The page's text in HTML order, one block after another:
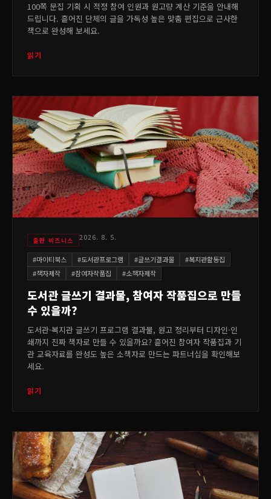
100쪽 문집 기획 시 적정 참여 인원과 원고량 계산 기준을 안내해
드립니다. 흩어진 단체의 글을 가독성 높은 맞춤 편집으로 근사한
책으로 완성해 보세요.
읽기
출판 비즈니스 2026. 8. 5.
#마이티북스 #도서관프로그램 #글쓰기결과물 #복지관활동집
#책자제작 #참여자작품집 #소책자제작
도서관 글쓰기 결과물, 참여자 작품집으로 만들
수 있을까?
도서관·복지관 글쓰기 프로그램 결과물, 원고 정리부터 디자인·인
쇄까지 진짜 책자로 만들 수 있을까요? 흩어진 참여자 작품집과 기
관 교육자료를 완성도 높은 소책자로 만드는 파트너십을 확인해보
세요.
읽기